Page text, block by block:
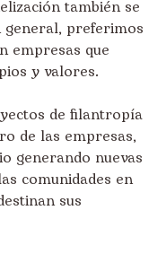
también se
preferimos
empresas que
y valores.
de filantropía
de las empresas,
generando nuevas
comunidades en
sus